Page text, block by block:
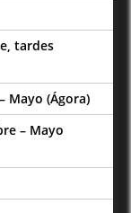
tardes
Mayo (Ágora)
– Mayo